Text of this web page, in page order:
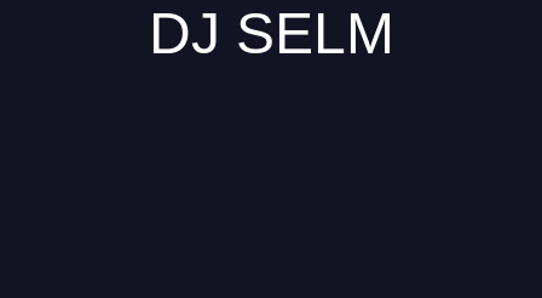
DJ SELM